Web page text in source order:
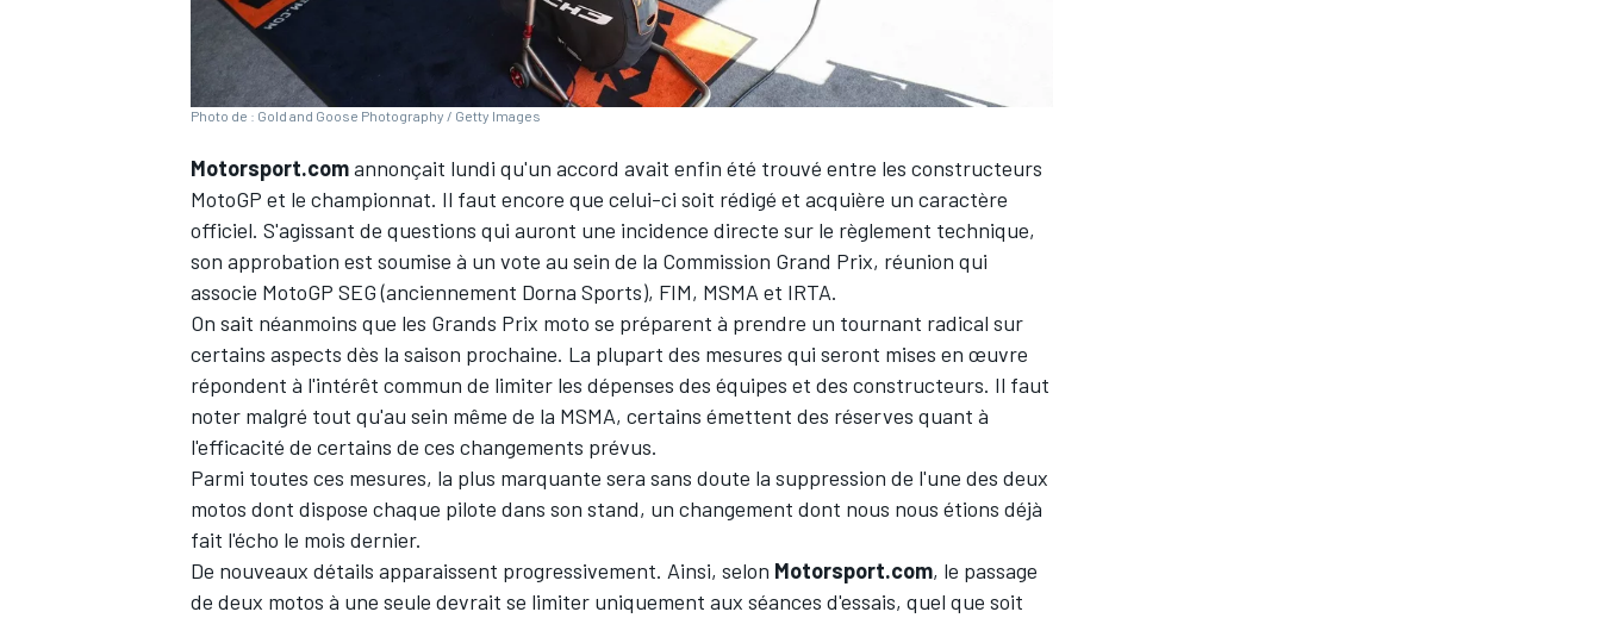
Photo de : Gold and Goose Photography / Getty Images
Motorsport.comannonçait lundi qu'un accord avait enfin été trouvé entre les constructeurs
MotoGP et le championnat. Il faut encore que celui-ci soit rédigé et acquière un caractère
officiel. S'agissant de questions qui auront une incidence directe sur le règlement technique,
son approbation est soumise à un vote au sein de la Commission Grand Prix, réunion qui
associe MotoGP SEG (anciennement Dorna Sports), FIM, MSMA et IRTA.
On sait néanmoins que les Grands Prix moto se préparent à prendre un tournant radical sur
certains aspects dès la saison prochaine. La plupart des mesures qui seront mises en œuvre
répondent à l'intérêt commun de limiter les dépenses des équipes et des constructeurs. Il faut
noter malgré tout qu'au sein même de la MSMA, certains émettent des réserves quant à
l'efficacité de certains de ces changements prévus.
Parmi toutes ces mesures, la plus marquante sera sans doute la suppression de l'une des deux
motos dont dispose chaque pilote dans son stand, un changement dont nous nous étions déjà
fait l'écho le mois dernier.
De nouveaux détails apparaissent progressivement. Ainsi, selon Motorsport.com, le passage
de deux motos à une seule devrait se limiter uniquement aux séances d'essais, quel que soit